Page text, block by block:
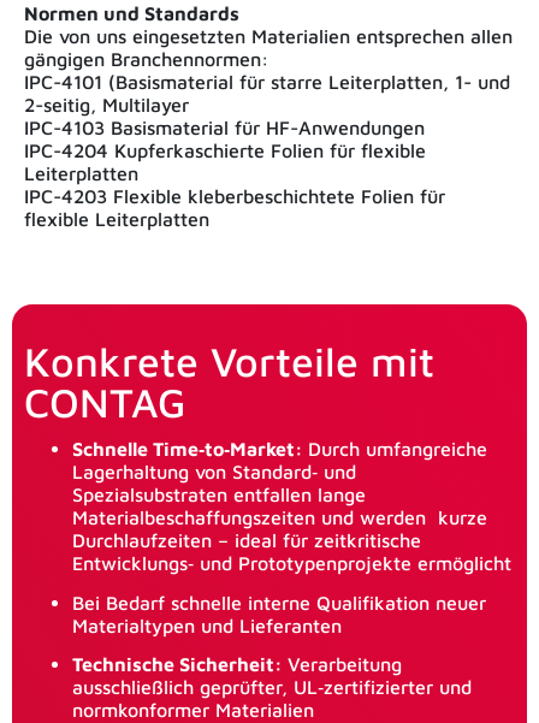
Normen und Standards
Die von uns eingesetzten Materialien entsprechen allen
gängigen Branchennormen:
IPC-4101 (Basismaterial für starre Leiterplatten, 1- und
2-seitig, Multilayer
IPC-4103 Basismaterial für HF-Anwendungen
IPC-4204 Kupferkaschierte Folien für flexible
Leiterplatten
IPC-4203 Flexible kleberbeschichtete Folien für
flexible Leiterplatten
Konkrete Vorteile mit
CONTAG
Schnelle Time‑to‑Market: Durch umfangreiche
Lagerhaltung von Standard‑ und
Spezialsubstraten entfallen lange
Materialbeschaffungszeiten und werden kurze
Durchlaufzeiten – ideal für zeitkritische
Entwicklungs‑ und Prototypenprojekte ermöglicht
Bei Bedarf schnelle interne Qualifikation neuer
Materialtypen und Lieferanten
Technische Sicherheit: Verarbeitung
ausschließlich geprüfter, UL‑zertifizierter und
normkonformer Materialien